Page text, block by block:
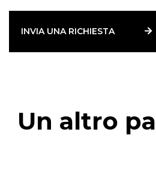
INVIA UNA RICHIESTA
Un altro